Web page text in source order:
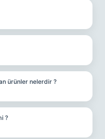
ürünler nelerdir ?
?